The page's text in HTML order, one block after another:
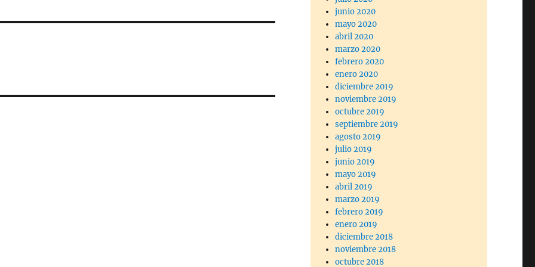
junio 2020
mayo 2020
abril 2020
marzo 2020
febrero 2020
enero 2020
diciembre 2019
noviembre 2019
octubre 2019
septiembre 2019
agosto 2019
julio 2019
junio 2019
mayo 2019
abril 2019
marzo 2019
febrero 2019
enero 2019
diciembre 2018
noviembre 2018
octubre 2018